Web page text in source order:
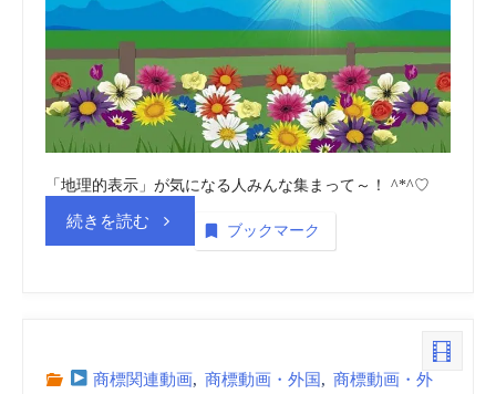
「地理的表示」が気になる人みんな集まって～！ ^*^♡
続きを読む“韓
立
ブックマーク
商標関連動画, 商標動画・外国, 商標動画・外